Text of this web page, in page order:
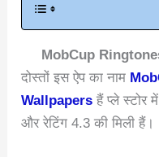
MobCup
दोस्तों इस ऐप का नाम
Wallpapers हैं प्ले स्टोर
और रेटिंग 4.3 की मिली हैं।